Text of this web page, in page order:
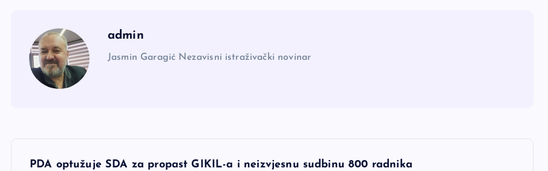
admin
Jasmin Garagić Nezavisni istraživački novinar
NPDA optužuje SDA za propast GIKIL-a i neizvjesnu sudbinu 800 radnika